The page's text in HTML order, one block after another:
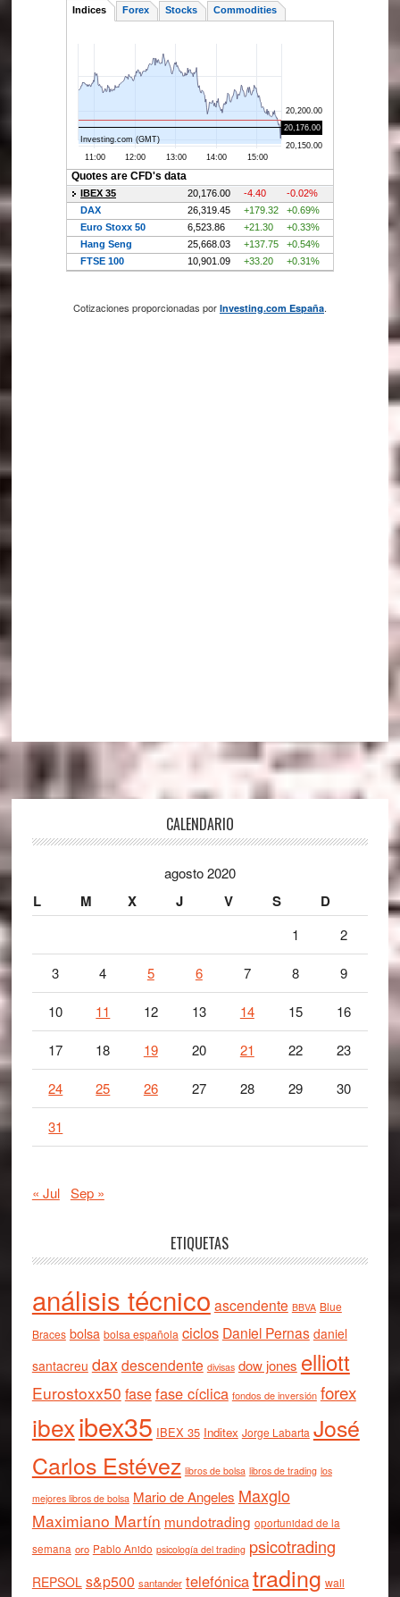
Cotizaciones proporcionadas por Investing.com España.
CALENDARIO
agosto 2020
L M X J V S D
1 2
3 4 5 6 7 8 9
10 11 12 13 14 15 16
17 18 19 20 21 22 23
24 25 26 27 28 29 30
31
« Jul Sep »
ETIQUETAS
análisis técnico ascendente BBVA Blue
Braces bolsa bolsa española ciclos Daniel Pernas daniel
santacreu daxdescendente divisas dow jones elliott
Eurostoxx50 fasefase cíclica fondos de inversión forex
ibexibex35 IBEX 35 Inditex Jorge Labarta José
Carlos Estévez libros de bolsa libros de trading los
mejores libros de bolsa Mario de Angeles Maxglo
Maximiano Martín mundotrading oportunidad de la
semana oro Pablo Anido psicología del trading psicotrading
REPSOL s&p500 santander telefónicatrading wall